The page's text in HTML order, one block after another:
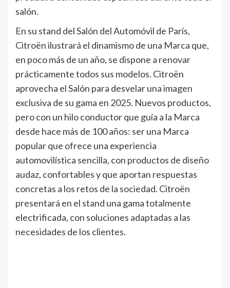
salón.
En su stand del Salón del Automóvil de París,
Citroën ilustrará el dinamismo de una Marca que,
en poco más de un año, se dispone a renovar
prácticamente todos sus modelos. Citroën
aprovecha el Salón para desvelar una imagen
exclusiva de su gama en 2025. Nuevos productos,
pero con un hilo conductor que guía a la Marca
desde hace más de 100 años: ser una Marca
popular que ofrece una experiencia
automovilística sencilla, con productos de diseño
audaz, confortables y que aportan respuestas
concretas a los retos de la sociedad. Citroën
presentará en el stand una gama totalmente
electrificada, con soluciones adaptadas a las
necesidades de los clientes.